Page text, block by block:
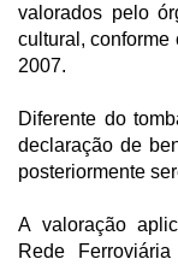
valorados pelo
cultural, conforme
2007.
Diferente do
declaração de
posteriormente
A valoração
Rede